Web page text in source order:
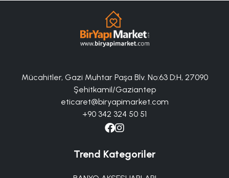
Mücahitler, Gazi Muhtar Paşa Blv. No:63 D:H, 27090
Şehitkamil/Gaziantep
eticaret@biryapimarket.com
+90 342 324 50 51
Trend Kategoriler